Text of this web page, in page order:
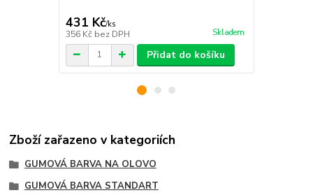
431 Kč/ks
356 Kč bez DPH Skladem
Přidat do košíku
Zboží zařazeno v kategoriích
GUMOVÁ BARVA NA OLOVO
GUMOVÁ BARVA STANDART